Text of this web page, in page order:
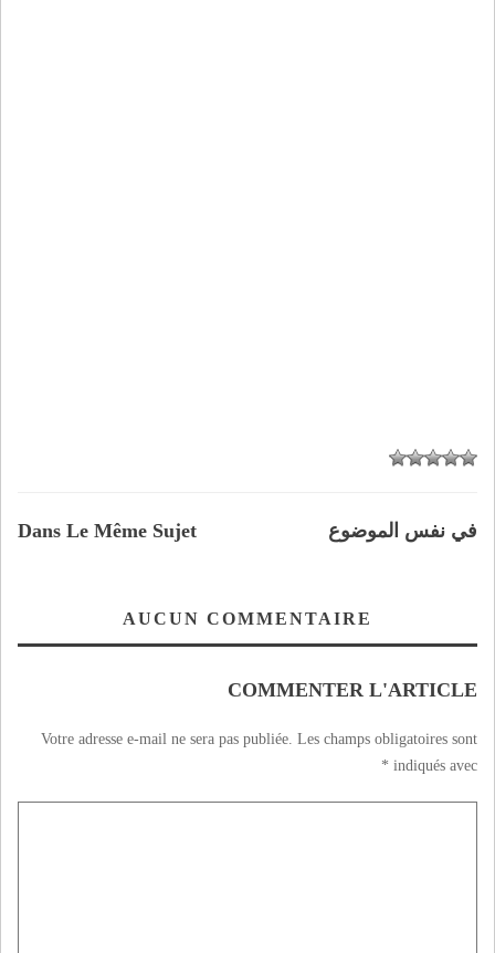
Dans Le Même Sujet في نفس الموضوع
AUCUN COMMENTAIRE
COMMENTER L'ARTICLE
Votre adresse e-mail ne sera pas publiée. Les champs obligatoires sont
indiqués avec
*